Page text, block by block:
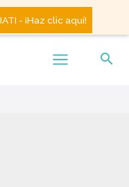
- ¡Haz clic aquí!